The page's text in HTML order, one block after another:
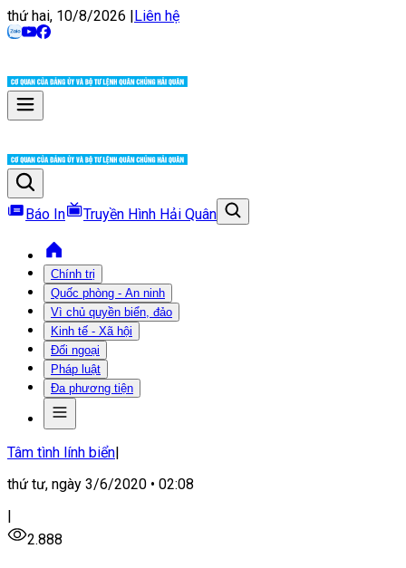
thứ hai, 10/8/2026 |Liên hệ
Báo In Truyền Hình Hải Quân
Chính trị
Quốc phòng - An ninh
Vì chủ quyền biển, đảo
Kinh tế - Xã hội
Đối ngoại
Pháp luật
Đa phương tiện
Tâm tình lính biển|
thứ tư, ngày 3/6/2020 • 02:08
|
2.888